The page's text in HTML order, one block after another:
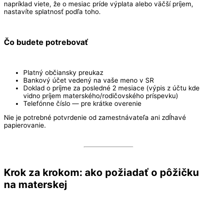
napríklad viete, že o mesiac príde výplata alebo väčší príjem,
nastavíte splatnosť podľa toho.
Čo budete potrebovať
Platný občiansky preukaz
Bankový účet vedený na vaše meno v SR
Doklad o príjme za posledné 2 mesiace (výpis z účtu kde
vidno príjem materského/rodičovského príspevku)
Telefónne číslo — pre krátke overenie
Nie je potrebné potvrdenie od zamestnávateľa ani zdĺhavé
papierovanie.
Krok za krokom: ako požiadať o pôžičku
na materskej